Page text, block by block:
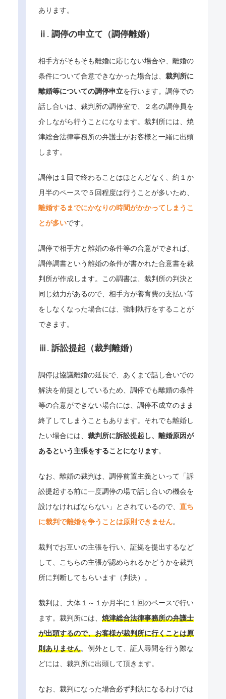
あります。
ⅱ. 調停の申立て（調停離婚）
相手方がそもそも離婚に応じない場合や、離婚の
条件について合意できなかった場合は、 裁判所に
離婚等についての調停申立を行います。調停での
話し合いは、裁判所の調停室で、２名の調停員を
介しながら行うことになります。裁判所には、焼
津総合法律事務所の弁護士がお客様と一緒に出頭
します。
調停は１回で終わることはほとんどなく、約１か
月半のペースで５回程度は行うことが多いため、
離婚するまでにかなりの時間がかかってしまうこ
とが多いです。
調停で相手方と離婚の条件等の合意ができれば、
調停調書という離婚の条件が書かれた合意書を裁
判所が作成します。この調書は、裁判所の判決と
同じ効力があるので、相手方が養育費の支払い等
をしなくなった場合には、強制執行をすることが
できます。
ⅲ. 訴訟提起（裁判離婚）
調停は協議離婚の延長で、あくまで話し合いでの
解決を前提としているため、調停でも離婚の条件
等の合意ができない場合には、調停不成立のまま
終了してしまうこともあります。それでも離婚し
たい場合には、 裁判所に訴訟提起し、離婚原因が
あるという主張をすることになります。
なお、離婚の裁判は、調停前置主義といって「訴
訟提起する前に一度調停の場で話し合いの機会を
設けなければならない」とされているので、 直ち
に裁判で離婚を争うことは原則できません。
裁判でお互いの主張を行い、証拠を提出するなど
して、こちらの主張が認められるかどうかを裁判
所に判断してもらいます（判決）。
裁判は、大体１～１か月半に１回のペースで行い
ます。裁判所には、 焼津総合法律事務所の弁護士
が出頭するので、お客様が裁判所に行くことは原
則ありません。例外として、証人尋問を行う際な
どには、裁判所に出頭して頂きます。
なお、裁判になった場合必ず判決になるわけでは